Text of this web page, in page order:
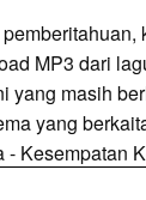
MP3 dari
yang masih
yang
- Kesempatan